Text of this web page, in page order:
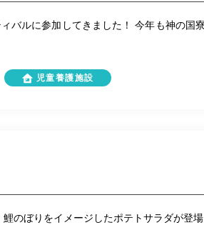
バルに参加してきました！ 今年も神の国
児童養護施設
のぼりをイメージしたポテトサラダが登